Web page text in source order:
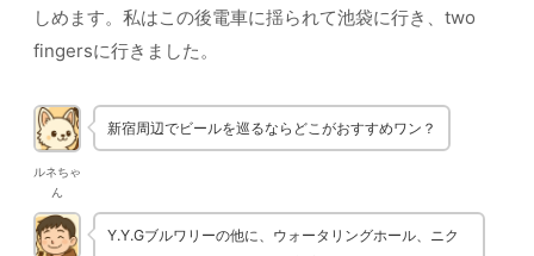
しめます。私はこの後電車に揺られて池袋に行き、two
fingersに行きました。
ルネちゃ
ん
新宿周辺でビールを巡るならどこがおすすめワン？
Y.Y.Gブルワリーの他に、ウォータリングホール、ニク